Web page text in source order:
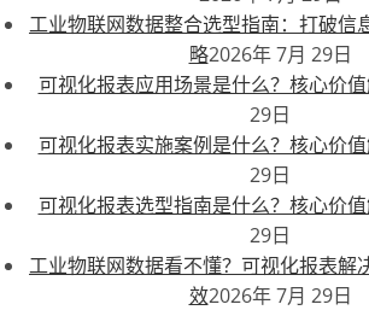
工业物联网数据整合选型指南：打破信
略2026年 7月 29日
可视化报表应用场景是什么？核心价
29日
可视化报表实施案例是什么？核心价
29日
可视化报表选型指南是什么？核心价
29日
工业物联网数据看不懂？可视化报表解
效2026年 7月 29日